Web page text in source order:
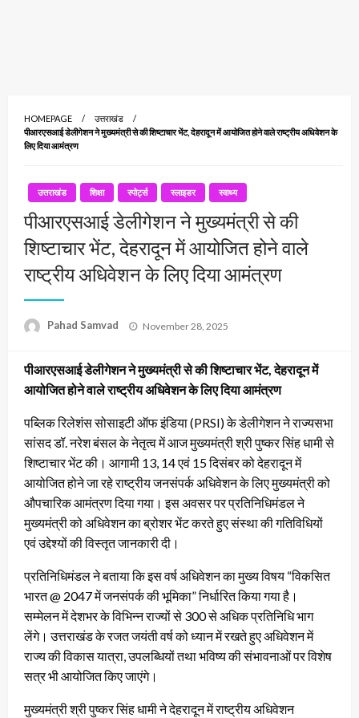
HOMEPAGE
उत्तराखंड
पीआरएसआई डेलीगेशन ने मुख्यमंत्री से की शिष्टाचार भेंट, देहरादून में आयोजित होने वाले राष्ट्रीय अधिवेशन के
लिए दिया आमंत्रण
उत्तराखंड शिक्षा स्पोर्ट्स स्लाइडर स्वाथ्य
पीआरएसआई डेलीगेशन ने मुख्यमंत्री से की
शिष्टाचार भेंट, देहरादून में आयोजित होने वाले
राष्ट्रीय अधिवेशन के लिए दिया आमंत्रण
Pahad Samvad
Posted
November 28, 2025
पीआरएसआई डेलीगेशन ने मुख्यमंत्री से की शिष्टाचार भेंट, देहरादून में
आयोजित होने वाले राष्ट्रीय अधिवेशन के लिए दिया आमंत्रण
पब्लिक रिलेशंस सोसाइटी ऑफ इंडिया (PRSI) के डेलीगेशन ने राज्यसभा
सांसद डॉ. नरेश बंसल के नेतृत्व में आज मुख्यमंत्री श्री पुष्कर सिंह धामी से
शिष्टाचार भेंट की। आगामी 13, 14 एवं 15 दिसंबर को देहरादून में
आयोजित होने जा रहे राष्ट्रीय जनसंपर्क अधिवेशन के लिए मुख्यमंत्री को
औपचारिक आमंत्रण दिया गया। इस अवसर पर प्रतिनिधिमंडल ने
मुख्यमंत्री को अधिवेशन का ब्रोशर भेंट करते हुए संस्था की गतिविधियों
एवं उद्देश्यों की विस्तृत जानकारी दी।
प्रतिनिधिमंडल ने बताया कि इस वर्ष अधिवेशन का मुख्य विषय “विकसित
भारत @ 2047 में जनसंपर्क की भूमिका” निर्धारित किया गया है।
सम्मेलन में देशभर के विभिन्न राज्यों से 300 से अधिक प्रतिनिधि भाग
लेंगे। उत्तराखंड के रजत जयंती वर्ष को ध्यान में रखते हुए अधिवेशन में
राज्य की विकास यात्रा, उपलब्धियों तथा भविष्य की संभावनाओं पर विशेष
सत्र भी आयोजित किए जाएंगे।
मुख्यमंत्री श्री पुष्कर सिंह धामी ने देहरादून में राष्ट्रीय अधिवेशन